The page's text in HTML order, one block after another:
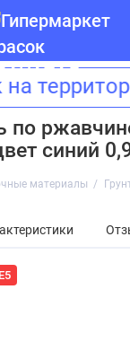
по
синий
материалы